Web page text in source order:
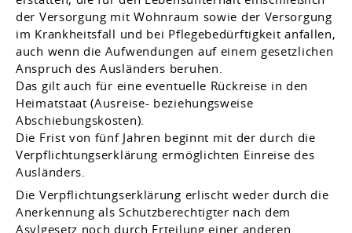
der Versorgung mit Wohnraum sowie der Versorgung
im Krankheitsfall und bei Pflegebedürftigkeit anfallen,
auch wenn die Aufwendungen auf einem gesetzlichen
Anspruch des Ausländers beruhen.
Das gilt auch für eine eventuelle Rückreise in den
Heimatstaat (Ausreise- beziehungsweise
Abschiebungskosten).
Die Frist von fünf Jahren beginnt mit der durch die
Verpflichtungserklärung ermöglichten Einreise des
Ausländers.
Die Verpflichtungserklärung erlischt weder durch die
Anerkennung als Schutzberechtigter nach dem
Asylgesetz noch durch Erteilung einer anderen